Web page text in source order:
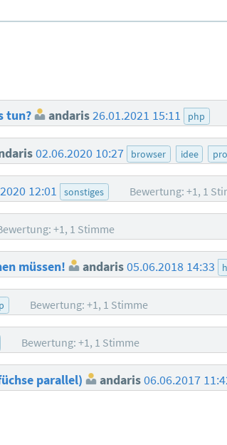
tun? andaris26.01.2021 15:11 php
02.06.2020 10:27 browser idee
12:01 sonstiges Bewertung: +1, 1
+1, 1 Stimme
müssen! andaris05.06.2018 14:33
Bewertung: +1, 1 Stimme
Bewertung: +1, 1 Stimme
parallel) andaris06.06.2017